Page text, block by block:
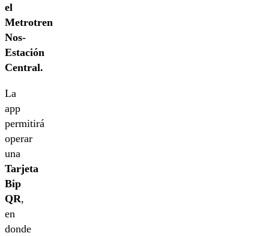
el
Metrotren
Nos-
Estación
Central.
La
app
permitirá
operar
una
Tarjeta
Bip
QR,
en
donde